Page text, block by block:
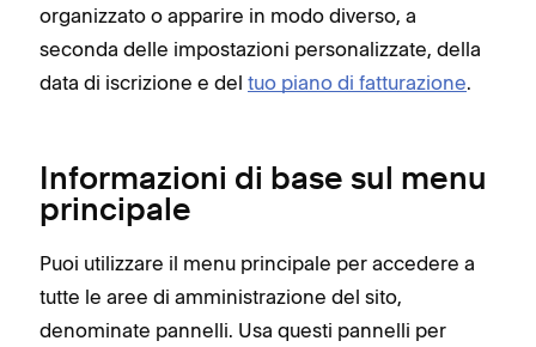
organizzato o apparire in modo diverso, a
seconda delle impostazioni personalizzate, della
data di iscrizione e del tuo piano di fatturazione.
Informazioni di base sul menu
principale
Puoi utilizzare il menu principale per accedere a
tutte le aree di amministrazione del sito,
denominate pannelli. Usa questi pannelli per